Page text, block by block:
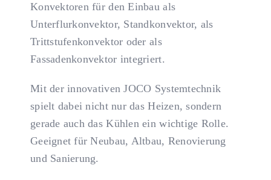
Konvektoren für den Einbau als
Unterflurkonvektor, Standkonvektor, als
Trittstufenkonvektor oder als
Fassadenkonvektor integriert.
Mit der innovativen JOCO Systemtechnik
spielt dabei nicht nur das Heizen, sondern
gerade auch das Kühlen ein wichtige Rolle.
Geeignet für Neubau, Altbau, Renovierung
und Sanierung.